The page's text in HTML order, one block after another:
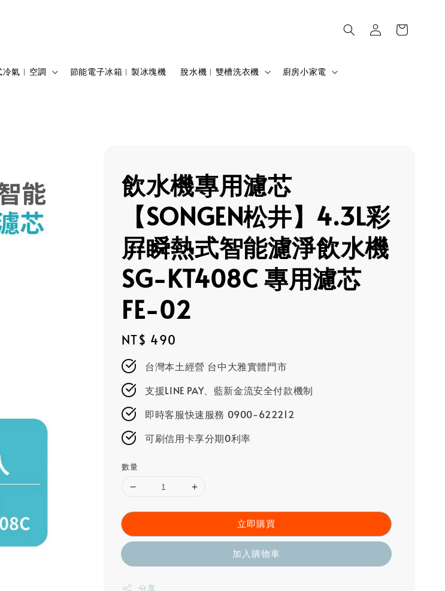
冷氣︱空調 節能電子冰箱︱製冰塊機 脫水機︱雙槽洗衣機 廚房小家電
飲水機專用濾芯
【SONGEN松井】4.3L彩
屛瞬熱式智能濾淨飲水機
SG-KT408C 專用濾芯
FE-02
Regular
price
NT$ 490
台灣本土經營 台中大雅實體門市
支援LINE PAY、藍新金流安全付款機制
即時客服快速服務 0900-622212
可刷信用卡享分期0利率
數量
立即購買
加入購物車
分享